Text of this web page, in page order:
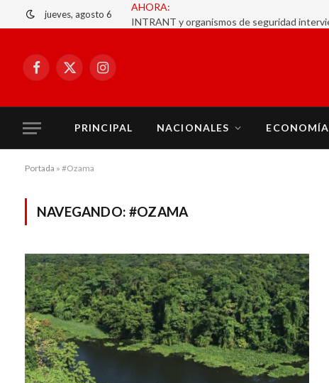
jueves, agosto 6
AHORA:
Facebook
X
Instagram
PRINCIPAL NACIONALES ECONOMÍA
Portada » #Ozama
NAVEGANDO:#OZAMA